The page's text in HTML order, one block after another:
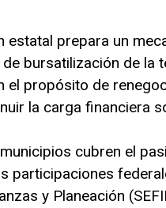
estatal prepara un
bursatilización de la
el propósito de
la carga financiera
cubren el
participaciones
y Planeación